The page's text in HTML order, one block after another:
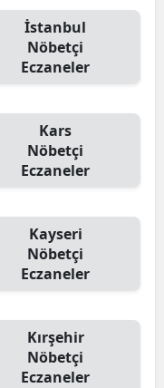
İstanbul
Nöbetçi
Eczaneler
Kars
Nöbetçi
Eczaneler
Kayseri
Nöbetçi
Eczaneler
Kırşehir
Nöbetçi
Eczaneler